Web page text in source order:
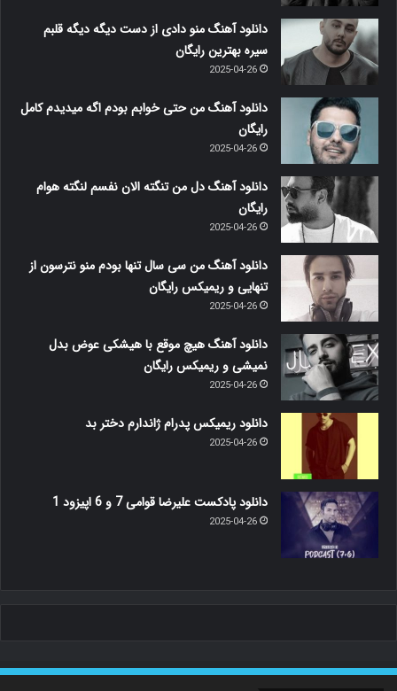
دانلود آهنگ منو دادی از دست دیگه دیگه قلبم
سیره بهترین رایگان
2025-04-26
دانلود آهنگ من حتی خوابم بودم اگه میدیدم کامل
رایگان
2025-04-26
دانلود آهنگ دل من تنگته الان نفسم لنگته هوام
رایگان
2025-04-26
دانلود آهنگ من سی سال تنها بودم منو نترسون از
تنهایی و ریمیکس رایگان
2025-04-26
دانلود آهنگ هیچ موقع با هیشکی عوض بدل
نمیشی و ریمیکس رایگان
2025-04-26
دانلود ریمیکس پدرام ژاندارم دختر بد
2025-04-26
دانلود پادکست علیرضا قوامی 7 و 6 اپیزود 1
2025-04-26